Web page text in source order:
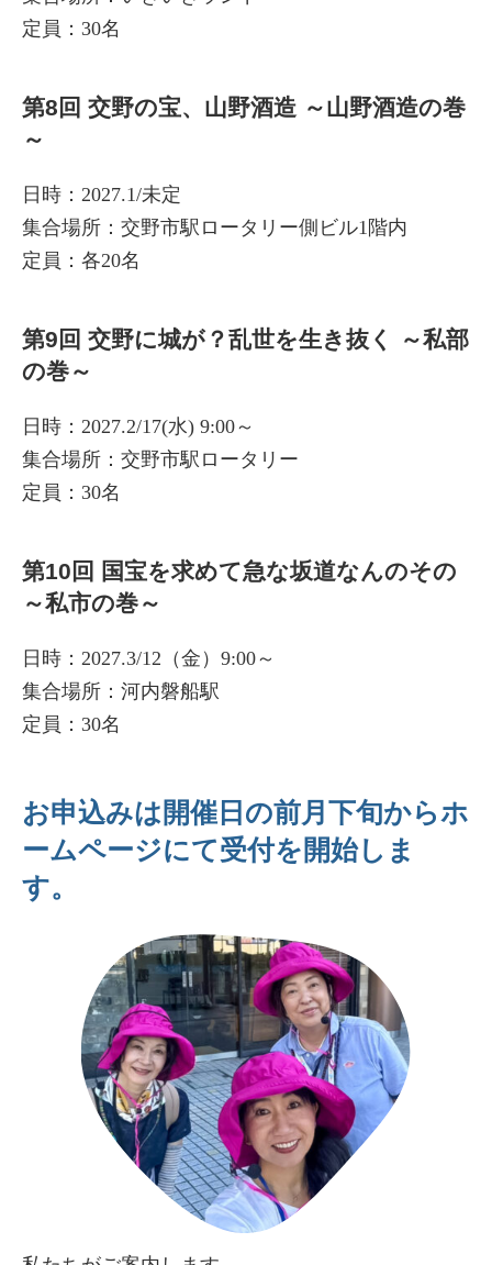
定員：30名
第8回 交野の宝、山野酒造 ～山野酒造の巻
～
日時：2027.1/未定
集合場所：交野市駅ロータリー側ビル1階内
定員：各20名
第9回 交野に城が？乱世を生き抜く ～私部
の巻～
日時：2027.2/17(水) 9:00～
集合場所：交野市駅ロータリー
定員：30名
第10回 国宝を求めて急な坂道なんのその
～私市の巻～
日時：2027.3/12（金）9:00～
集合場所：河内磐船駅
定員：30名
お申込みは開催日の前月下旬からホ
ームページにて受付を開始しま
す。